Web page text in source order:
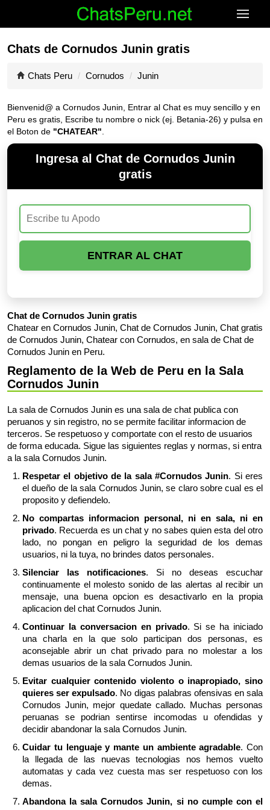
Chats de Cornudos Junin gratis
Chats Peru Cornudos Junin
Bienvenid@ a Cornudos Junin, Entrar al Chat es muy sencillo y en
Peru es gratis, Escribe tu nombre o nick (ej. Betania-26) y pulsa en
el Boton de "CHATEAR"
Ingresa al Chat de Cornudos Junin
gratis
ENTRAR AL CHAT
Chat de Cornudos Junin gratis
Chatear en Cornudos Junin, Chat de Cornudos Junin, Chat gratis
de Cornudos Junin, Chatear con Cornudos, en sala de Chat de
Cornudos Junin en Peru.
Reglamento de la Web de Peru en la Sala
Cornudos Junin
La sala de Cornudos Junin es una sala de chat publica con
peruanos y sin registro, no se permite facilitar informacion de
terceros. Se respetuoso y comportate con el resto de usuarios
de forma educada. Sigue las siguientes reglas y normas, si entra
a la sala Cornudos Junin.
Respetar el objetivo de la sala #Cornudos Junin. Si eres
el dueño de la sala Cornudos Junin, se claro sobre cual es el
proposito y defiendelo.
No compartas informacion personal, ni en sala, ni en
privado. Recuerda es un chat y no sabes quien esta del otro
lado, no pongan en peligro la seguridad de los demas
usuarios, ni la tuya, no brindes datos personales.
Silenciar las notificaciones. Si no deseas escuchar
continuamente el molesto sonido de las alertas al recibir un
mensaje, una buena opcion es desactivarlo en la propia
aplicacion del chat Cornudos Junin.
Continuar la conversacion en privado. Si se ha iniciado
una charla en la que solo participan dos personas, es
aconsejable abrir un chat privado para no molestar a los
demas usuarios de la sala Cornudos Junin.
Evitar cualquier contenido violento o inapropiado, sino
quieres ser expulsado. No digas palabras ofensivas en sala
Cornudos Junin, mejor quedate callado. Muchas personas
peruanas se podrian sentirse incomodas u ofendidas y
decidir abandonar la sala Cornudos Junin.
Cuidar tu lenguaje y mante un ambiente agradable. Con
la llegada de las nuevas tecnologias nos hemos vuelto
automatas y cada vez cuesta mas ser respetuoso con los
demas.
Abandona la sala Cornudos Junin, si no cumple con el